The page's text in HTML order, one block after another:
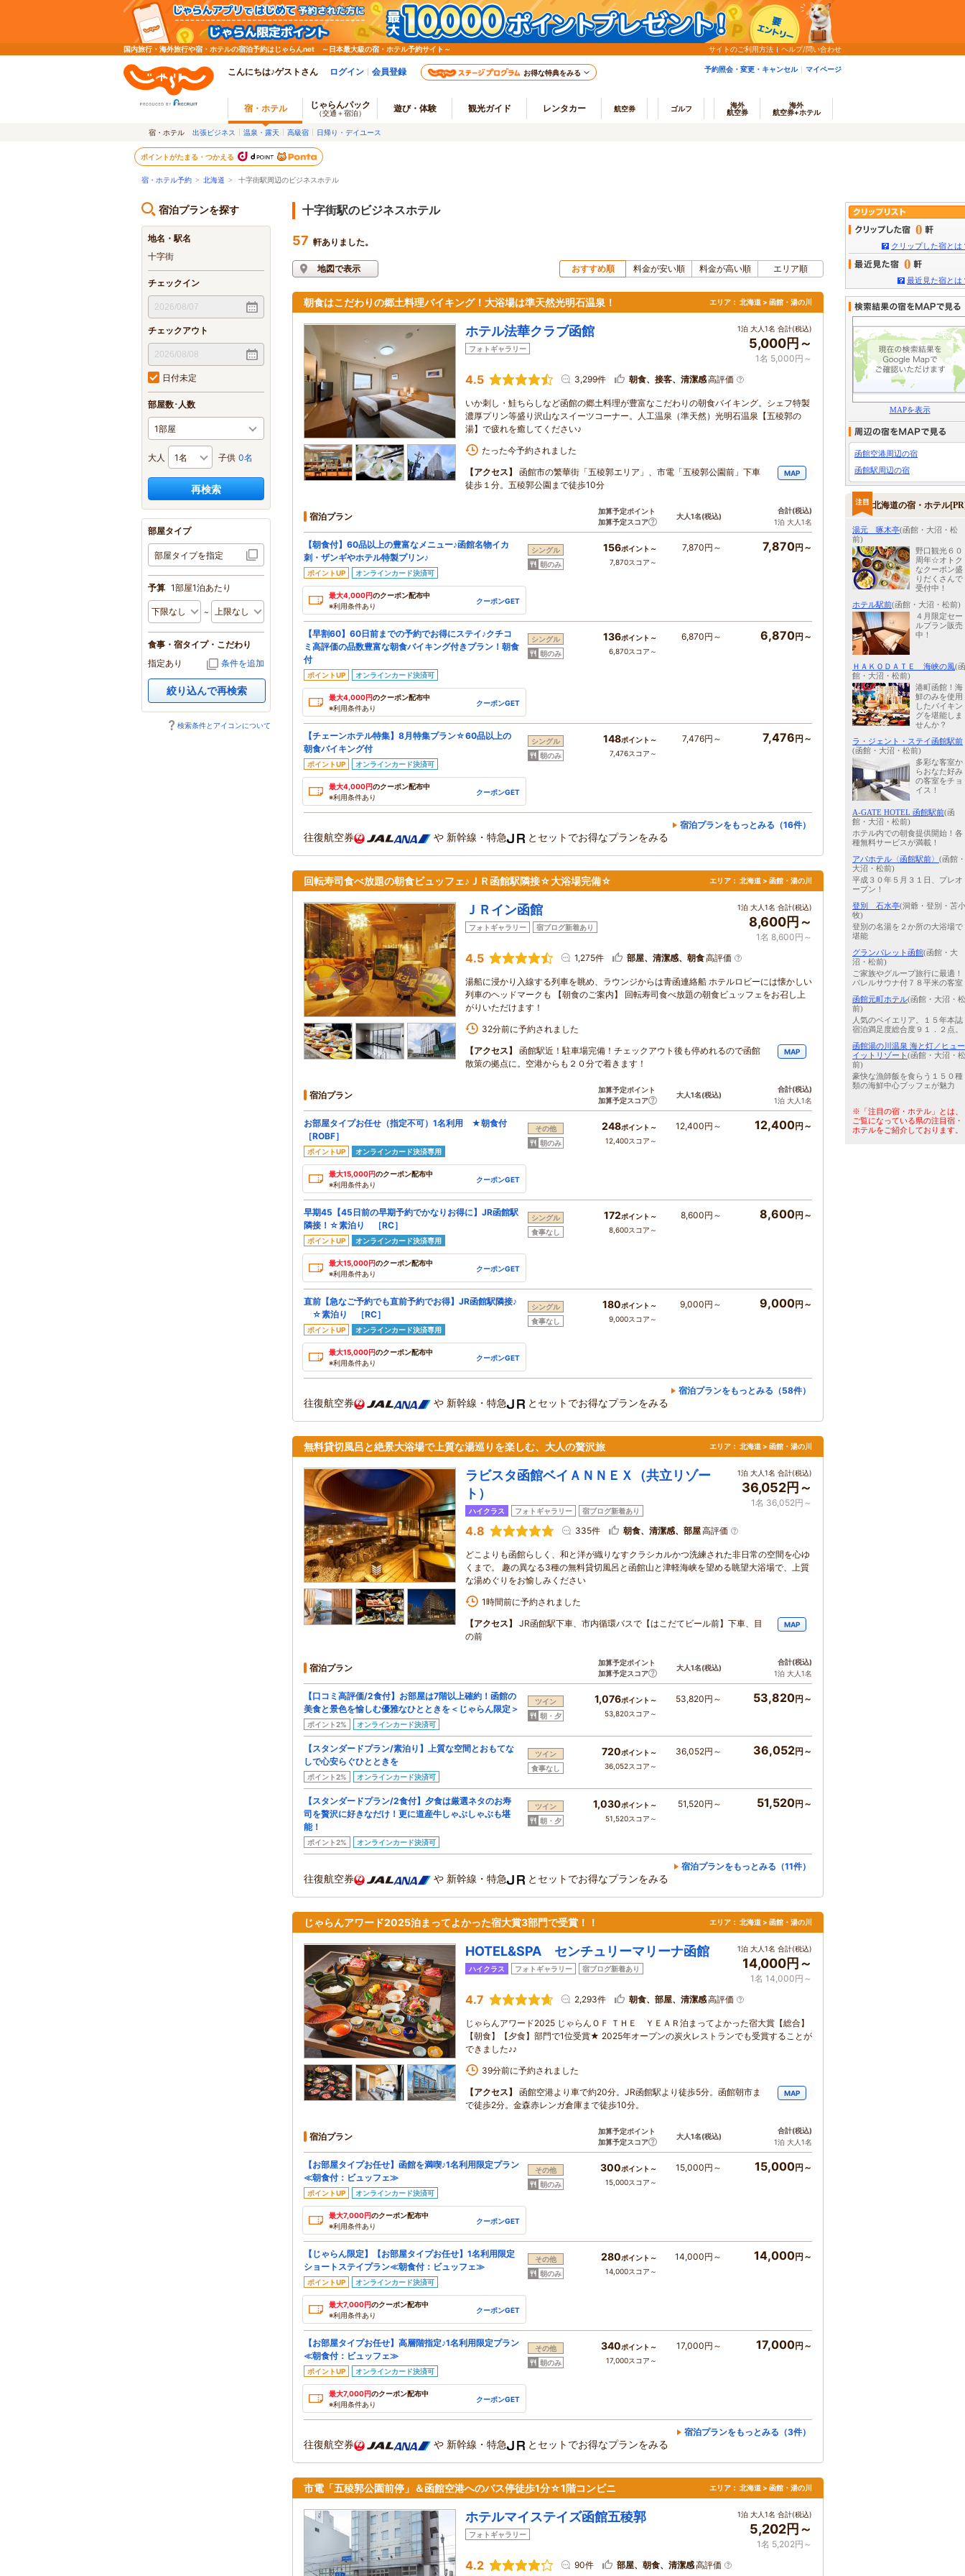
国内旅行・海外旅行や宿・ホテルの宿泊予約はじゃらんnet ～日本最大級の宿・ホテル予約サイト～ サイトのご利用方法 ヘルプ/問い合わせ
こんにちは♪ゲストさん ログイン 会員登録 お得な特典をみる 予約照会・変更・キャンセル マイページ
宿・ホテル じゃらんパック
（交通＋宿泊） 遊び・体験 観光ガイド レンタカー 航空券 ゴルフ
海外
航空券
海外
航空券+ホテル
宿・ホテル 出張ビジネス 温泉・露天 高級宿 日帰り・デイユース
ポイントがたまる・つかえる
宿・ホテル予約 > 北海道 > 十字街駅周辺のビジネスホテル
宿泊プランを探す
地名・駅名
十字街
チェックイン
チェックアウト
日付未定
部屋数･人数
大人 子供 0名
再検索
部屋タイプ
部屋タイプを指定
予算 1部屋1泊あたり
食事・宿タイプ・こだわり
指定あり
条件を追加
絞り込んで再検索
検索条件とアイコンについて
十字街駅のビジネスホテル
57 軒ありました。
地図で表示 おすすめ順 料金が安い順 料金が高い順 エリア順
朝食はこだわりの郷土料理バイキング！大浴場は準天然光明石温泉！ エリア： 北海道 > 函館・湯の川
ホテル法華クラブ函館
フォトギャラリー
1泊 大人1名 合計(税込)
5,000円～
1名 5,000円～
4.5 3,299件 朝食、接客、清潔感高評価
いか刺し・鮭ちらしなど函館の郷土料理が豊富なこだわりの朝食バイキング。シェフ特製
濃厚プリン等盛り沢山なスイーツコーナー。人工温泉（準天然）光明石温泉【五稜郭の
湯】で疲れを癒してください♪
たった今予約されました
【アクセス】
函館市の繁華街「五稜郭エリア」、市電「五稜郭公園前」下車
徒歩１分。五稜郭公園まで徒歩10分
MAP
宿泊プラン
加算予定ポイント
加算予定スコア
大人1名(税込)
合計(税込)
1泊 大人1名
【朝食付】60品以上の豊富なメニュー♪函館名物イカ
刺・ザンギやホテル特製プリン♪
ポイントUP オンラインカード決済可
最大4,000円のクーポン配布中
※利用条件あり
クーポンGET
シングル
朝のみ
156ポイント～
7,870スコア～
7,870円～ 7,870円～
【早割60】60日前までの予約でお得にステイ♪クチコ
ミ高評価の品数豊富な朝食バイキング付きプラン！朝食
付
ポイントUP オンラインカード決済可
最大4,000円のクーポン配布中
※利用条件あり
クーポンGET
シングル
朝のみ
136ポイント～
6,870スコア～
6,870円～ 6,870円～
【チェーンホテル特集】8月特集プラン☆60品以上の
朝食バイキング付
ポイントUP オンラインカード決済可
最大4,000円のクーポン配布中
※利用条件あり
クーポンGET
シングル
朝のみ
148ポイント～
7,476スコア～
7,476円～ 7,476円～
宿泊プランをもっとみる（16件）
往復航空券 や 新幹線・特急 とセットでお得なプランをみる
回転寿司食べ放題の朝食ビュッフェ♪ＪＲ函館駅隣接☆大浴場完備☆ エリア： 北海道 > 函館・湯の川
ＪＲイン函館
フォトギャラリー 宿ブログ新着あり
1泊 大人1名 合計(税込)
8,600円～
1名 8,600円～
4.5 1,275件 部屋、清潔感、朝食高評価
湯船に浸かり入線する列車を眺め、ラウンジからは青函連絡船 ホテルロビーには懐かしい
列車のヘッドマークも 【朝食のご案内】 回転寿司食べ放題の朝食ビュッフェをお召し上
がりいただけます！
32分前に予約されました
【アクセス】
函館駅近！駐車場完備！チェックアウト後も停めれるので函館
散策の拠点に。空港からも２０分で着きます！
MAP
宿泊プラン
加算予定ポイント
加算予定スコア
大人1名(税込)
合計(税込)
1泊 大人1名
お部屋タイプお任せ（指定不可）1名利用 ★朝食付
［ROBF］
ポイントUP オンラインカード決済専用
最大15,000円のクーポン配布中
※利用条件あり
クーポンGET
その他
朝のみ
248ポイント～
12,400スコア～
12,400円～ 12,400円～
早期45【45日前の早期予約でかなりお得に】JR函館駅
隣接！☆素泊り ［RC］
ポイントUP オンラインカード決済専用
最大15,000円のクーポン配布中
※利用条件あり
クーポンGET
シングル
食事なし
172ポイント～
8,600スコア～
8,600円～ 8,600円～
直前【急なご予約でも直前予約でお得】JR函館駅隣接♪
☆素泊り ［RC］
ポイントUP オンラインカード決済専用
最大15,000円のクーポン配布中
※利用条件あり
クーポンGET
シングル
食事なし
180ポイント～
9,000スコア～
9,000円～ 9,000円～
宿泊プランをもっとみる（58件）
往復航空券 や 新幹線・特急 とセットでお得なプランをみる
無料貸切風呂と絶景大浴場で上質な湯巡りを楽しむ、大人の贅沢旅 エリア： 北海道 > 函館・湯の川
ラビスタ函館ベイＡＮＮＥＸ（共立リゾー
ト）
ハイクラス フォトギャラリー 宿ブログ新着あり
1泊 大人1名 合計(税込)
36,052円～
1名 36,052円～
4.8 335件 朝食、清潔感、部屋高評価
どこよりも函館らしく、和と洋が織りなすクラシカルかつ洗練された非日常の空間を心ゆ
くまで。 趣の異なる3種の無料貸切風呂と函館山と津軽海峡を望める眺望大浴場で、上質
な湯めぐりをお愉しみください
1時間前に予約されました
【アクセス】
JR函館駅下車、市内循環バスで【はこだてビール前】下車、目
の前
MAP
宿泊プラン
加算予定ポイント
加算予定スコア
大人1名(税込)
合計(税込)
1泊 大人1名
【口コミ高評価/2食付】お部屋は7階以上確約！函館の
美食と景色を愉しむ優雅なひとときを＜じゃらん限定＞
ポイント2% オンラインカード決済可
ツイン
朝・夕
1,076ポイント～
53,820スコア～
53,820円～ 53,820円～
【スタンダードプラン/素泊り】上質な空間とおもてな
しで心安らぐひとときを
ポイント2% オンラインカード決済可
ツイン
食事なし
720ポイント～
36,052スコア～
36,052円～ 36,052円～
【スタンダードプラン/2食付】夕食は厳選ネタのお寿
司を贅沢に好きなだけ！更に道産牛しゃぶしゃぶも堪
能！
ポイント2% オンラインカード決済可
ツイン
朝・夕
1,030ポイント～
51,520スコア～
51,520円～ 51,520円～
宿泊プランをもっとみる（11件）
往復航空券 や 新幹線・特急 とセットでお得なプランをみる
じゃらんアワード2025泊まってよかった宿大賞3部門で受賞！！ エリア： 北海道 > 函館・湯の川
HOTEL&SPA センチュリーマリーナ函館
ハイクラス フォトギャラリー 宿ブログ新着あり
1泊 大人1名 合計(税込)
14,000円～
1名 14,000円～
4.7 2,293件 朝食、部屋、清潔感高評価
じゃらんアワード2025 じゃらんＯＦ ＴＨＥ ＹＥＡＲ泊まってよかった宿大賞【総合】
【朝食】【夕食】部門で1位受賞★ 2025年オープンの炭火レストランでも受賞することが
できました♪♪
39分前に予約されました
【アクセス】
函館空港より車で約20分。JR函館駅より徒歩5分。函館朝市ま
で徒歩2分。金森赤レンガ倉庫まで徒歩10分。
MAP
宿泊プラン
加算予定ポイント
加算予定スコア
大人1名(税込)
合計(税込)
1泊 大人1名
【お部屋タイプお任せ】函館を満喫♪1名利用限定プラン
≪朝食付：ビュッフェ≫
ポイントUP オンラインカード決済可
最大7,000円のクーポン配布中
※利用条件あり
クーポンGET
その他
朝のみ
300ポイント～
15,000スコア～
15,000円～ 15,000円～
【じゃらん限定】【お部屋タイプお任せ】1名利用限定
ショートステイプラン≪朝食付：ビュッフェ≫
ポイントUP オンラインカード決済可
最大7,000円のクーポン配布中
※利用条件あり
クーポンGET
その他
朝のみ
280ポイント～
14,000スコア～
14,000円～ 14,000円～
【お部屋タイプお任せ】高層階指定♪1名利用限定プラン
≪朝食付：ビュッフェ≫
ポイントUP オンラインカード決済可
最大7,000円のクーポン配布中
※利用条件あり
クーポンGET
その他
朝のみ
340ポイント～
17,000スコア～
17,000円～ 17,000円～
宿泊プランをもっとみる（3件）
往復航空券 や 新幹線・特急 とセットでお得なプランをみる
市電「五稜郭公園前停」＆函館空港へのバス停徒歩1分☆1階コンビニ エリア： 北海道 > 函館・湯の川
ホテルマイステイズ函館五稜郭
フォトギャラリー
1泊 大人1名 合計(税込)
5,202円～
1名 5,202円～
4.2 90件 部屋、朝食、清潔感高評価
0
クリップした宿とは
0
最近見た宿とは
MAPを表示
函館空港周辺の宿
函館駅周辺の宿
北海道の宿・ホテル
湯元 啄木亭(函館・大沼・松
前)
野口観光６０
周年☆オトク
なクーポン盛
りだくさんで
受付中！
ホテル駅前(函館・大沼・松前)
４月限定セー
ルプラン販売
中！
ＨＡＫＯＤＡＴＥ 海峡の風(函
館・大沼・松前)
港町函館！海
鮮のみを使用
したバイキン
グを堪能しま
せんか？
ラ・ジェント・ステイ函館駅前
(函館・大沼・松前)
多彩な客室か
らおなた好み
の客室をチョ
イス！
A-GATE HOTEL 函館駅前(函
館・大沼・松前)
ホテル内での朝食提供開始！各
種無料サービスが満載！
アパホテル〈函館駅前〉 (函館・
大沼・松前)
平成３０年５月３１日、プレオ
ープン！
登別 石水亭(洞爺・登別・苫小
牧)
登別の名湯を２か所の大浴場で
堪能
グランパレット函館(函館・大
沼・松前)
ご家族やグループ旅行に最適！
バレルサウナ付７８平米の客室
函館元町ホテル(函館・大沼・松
前)
人気のベイエリア。１５年本誌
宿泊満足度総合度９１．２点。
函館湯の川温泉 海と灯／ヒュー
イットリゾート(函館・大沼・松
前)
豪快な漁師飯を食らう１５０種
類の海鮮中心ブッフェが魅力
※「注目の宿・ホテル」とは、
ご覧になっている県の注目宿・
ホテルをご紹介しております。